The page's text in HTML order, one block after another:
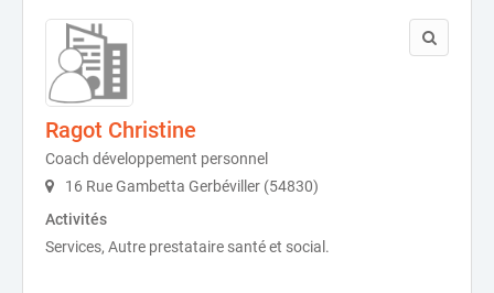
Ragot Christine
Coach développement personnel
16 Rue Gambetta Gerbéviller (54830)
Activités
Services, Autre prestataire santé et social.